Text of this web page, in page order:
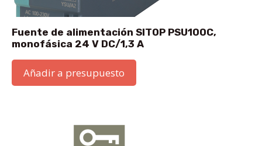
Fuente de alimentación SITOP PSU100C,
monofásica 24 V DC/1,3 A
Añadir a presupuesto